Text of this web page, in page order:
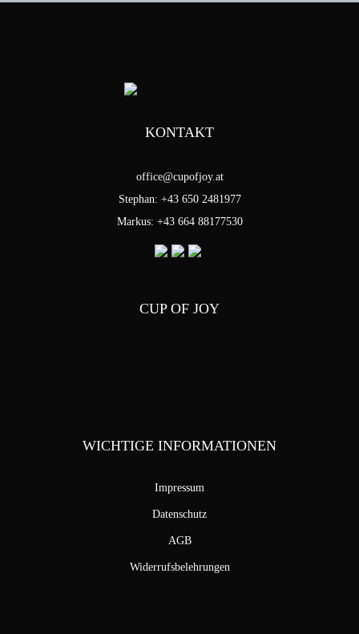
KONTAKT
office@cupofjoy.at
Stephan: +43 650 2481977
Markus: +43 664 88177530
CUP OF JOY
WICHTIGE INFORMATIONEN
Impressum
Datenschutz
AGB
Widerrufsbelehrungen